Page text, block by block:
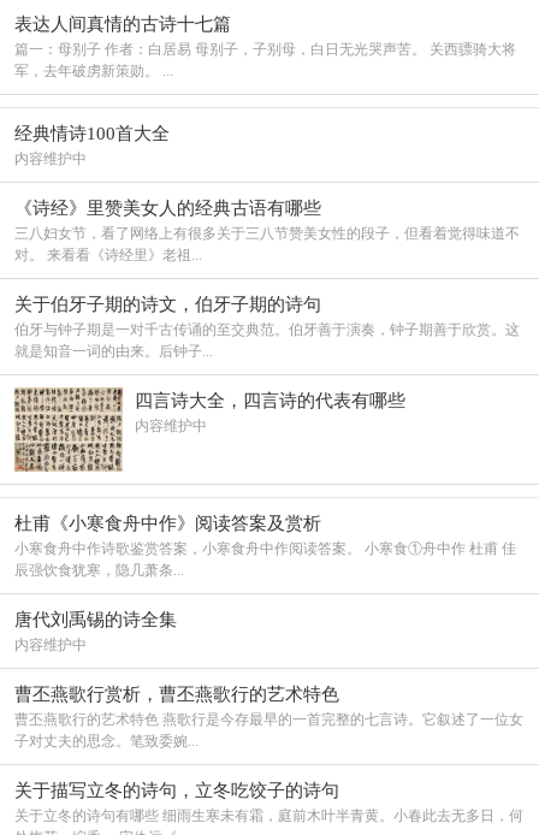
表达人间真情的古诗十七篇
篇一：母别子 作者：白居易 母别子，子别母，白日无光哭声苦。 关西骠骑大将
军，去年破虏新策勋。 ...
经典情诗100首大全
内容维护中
《诗经》里赞美女人的经典古语有哪些
三八妇女节，看了网络上有很多关于三八节赞美女性的段子，但看着觉得味道不
对。 来看看《诗经里》老祖...
关于伯牙子期的诗文，伯牙子期的诗句
伯牙与钟子期是一对千古传诵的至交典范。伯牙善于演奏，钟子期善于欣赏。这
就是知音一词的由来。后钟子...
四言诗大全，四言诗的代表有哪些
内容维护中
杜甫《小寒食舟中作》阅读答案及赏析
小寒食舟中作诗歌鉴赏答案，小寒食舟中作阅读答案。 小寒食①舟中作 杜甫 佳
辰强饮食犹寒，隐几萧条...
唐代刘禹锡的诗全集
内容维护中
曹丕燕歌行赏析，曹丕燕歌行的艺术特色
曹丕燕歌行的艺术特色 燕歌行是今存最早的一首完整的七言诗。它叙述了一位女
子对丈夫的思念。笔致委婉...
关于描写立冬的诗句，立冬吃饺子的诗句
关于立冬的诗句有哪些 细雨生寒未有霜，庭前木叶半青黄。小春此去无多日，何